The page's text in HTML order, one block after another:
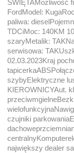
ŚWIĘTAMożliwość
FordModel:
paliwa:
TDCiMoc: 140KM
szaryMetalik:
serwisowa:
02.03.2023Kraj
szybyElektryczne
KIEROWNICYAut.
czujniki
największy dealer